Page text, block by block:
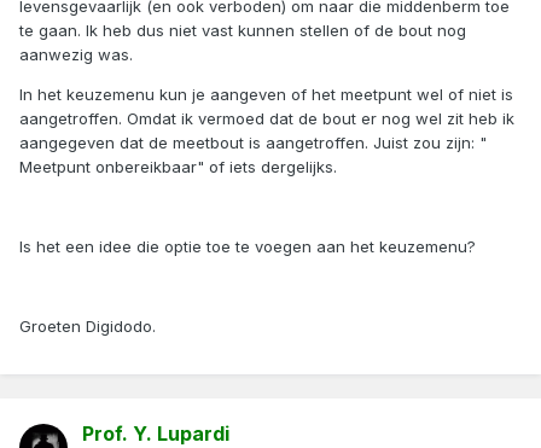
levensgevaarlijk (en ook verboden) om naar die middenberm toe
te gaan. Ik heb dus niet vast kunnen stellen of de bout nog
aanwezig was.
In het keuzemenu kun je aangeven of het meetpunt wel of niet is
aangetroffen. Omdat ik vermoed dat de bout er nog wel zit heb ik
aangegeven dat de meetbout is aangetroffen. Juist zou zijn: "
Meetpunt onbereikbaar" of iets dergelijks.
Is het een idee die optie toe te voegen aan het keuzemenu?
Groeten Digidodo.
Prof. Y. Lupardi